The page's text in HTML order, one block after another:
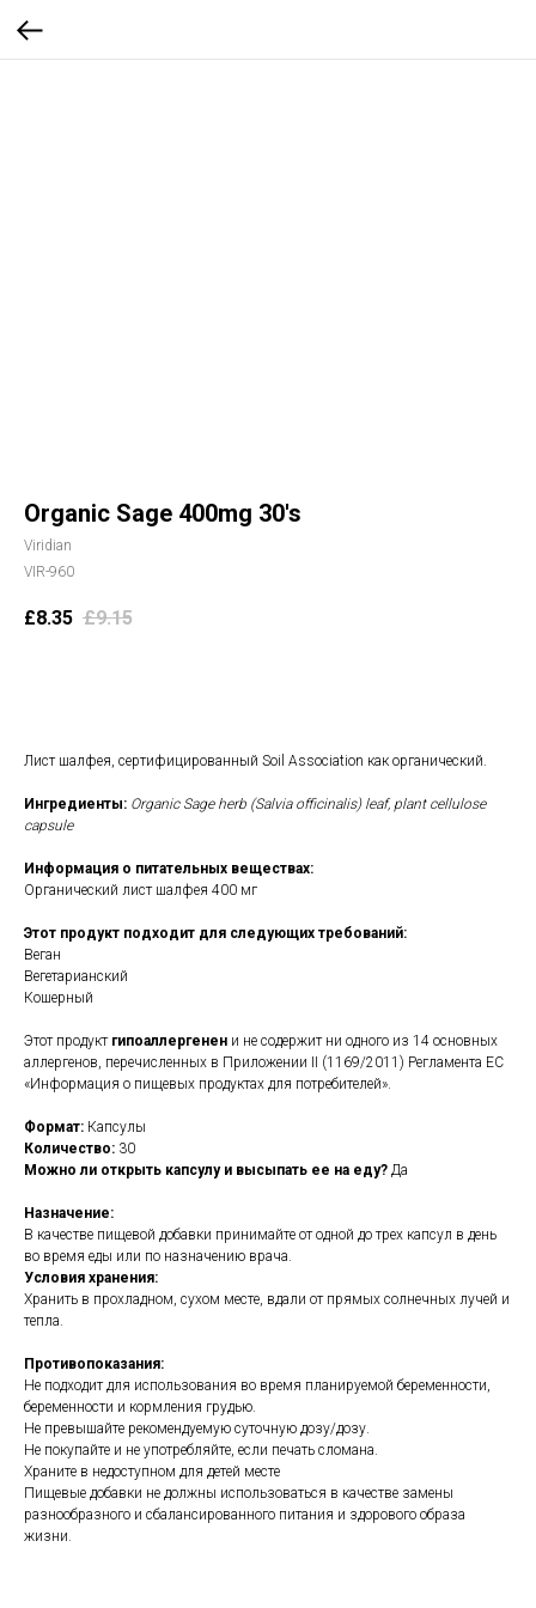
Organic Sage 400mg 30's
Viridian
VIR-960
£8.35 £9.15
Лист шалфея, сертифицированный Soil Association как органический.
Ингредиенты: Organic Sage herb (Salvia officinalis) leaf, plant cellulose
capsule
Информация о питательных веществах:
Органический лист шалфея 400 мг
Этот продукт подходит для следующих требований:
Веган
Вегетарианский
Кошерный
Этот продукт гипоаллергенен и не содержит ни одного из 14 основных
аллергенов, перечисленных в Приложении II (1169/2011) Регламента ЕС
«Информация о пищевых продуктах для потребителей».
Формат: Капсулы
Количество: 30
Можно ли открыть капсулу и высыпать ее на еду? Да
Назначение:
В качестве пищевой добавки принимайте от одной до трех капсул в день
во время еды или по назначению врача.
Условия хранения:
Хранить в прохладном, сухом месте, вдали от прямых солнечных лучей и
тепла.
Противопоказания:
Не подходит для использования во время планируемой беременности,
беременности и кормления грудью.
Не превышайте рекомендуемую суточную дозу/дозу.
Не покупайте и не употребляйте, если печать сломана.
Храните в недоступном для детей месте
Пищевые добавки не должны использоваться в качестве замены
разнообразного и сбалансированного питания и здорового образа
жизни.